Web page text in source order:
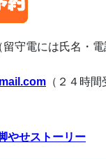
留守電には氏名・電
（２４時間
やせストーリー